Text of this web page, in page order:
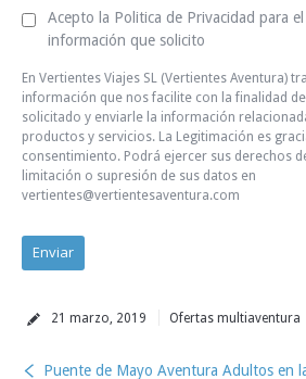
Acepto la Politica de Privacidad para
información que solicito
En Vertientes Viajes SL (Vertientes Aventura)
información que nos facilite con la finalidad
solicitado y enviarle la información
productos y servicios. La Legitimación es
consentimiento. Podrá ejercer sus derechos
limitación o supresión de sus datos en
vertientes@vertientesaventura.com
21 marzo, 2019 Ofertas multiaventura
Puente de Mayo Aventura Adultos en